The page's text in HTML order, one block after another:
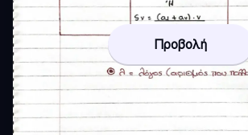
Προβολή